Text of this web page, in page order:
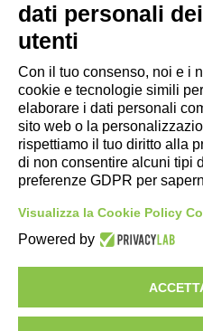
- Ufficio di informazione e
- Comune
-
-
- App iPhone
dati personali
utenti
Con il tuo consenso, noi e i
cookie e tecnologie simili
elaborare i dati personali
sito web o la
rispettiamo il tuo diritto alla
di non consentire alcuni tipi
preferenze GDPR per
Visualizza la Cookie Policy
Powered by